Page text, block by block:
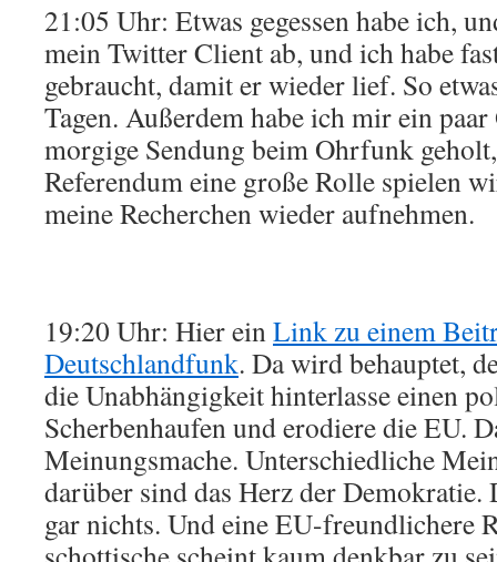
21:05 Uhr: Etwas gegessen habe ich,
mein Twitter Client ab, und ich habe
gebraucht, damit er wieder lief. So
Tagen. Außerdem habe ich mir ein
morgige Sendung beim Ohrfunk
Referendum eine große Rolle spielen
meine Recherchen wieder aufnehmen.
19:20 Uhr: Hier einLink zu einem
Deutschlandfunk. Da wird behauptet,
die Unabhängigkeit hinterlasse einen
Scherbenhaufen und erodiere die EU.
Meinungsmache. Unterschiedliche
darüber sind das Herz der Demokratie.
gar nichts. Und eine EU-freundlichere